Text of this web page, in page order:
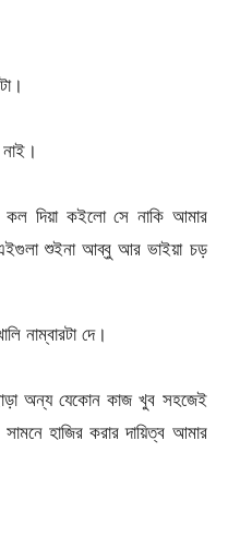
দিয়া কইলো সে নাকি আমার
শুইনা আব্বু আর ভাইয়া চড়
নাম্বারটা দে।
অন্য যেকোন কাজ খুব সহজেই
হাজির করার দায়িত্ব আমার